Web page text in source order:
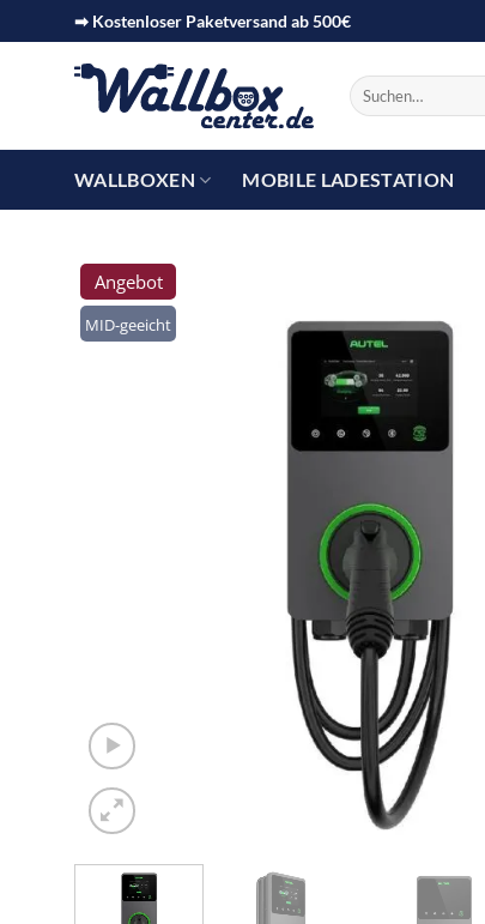
➡ Kostenloser Paketversand ab 500€
WALLBOXEN MOBILE LADESTATION
MID-geeicht
Angebot